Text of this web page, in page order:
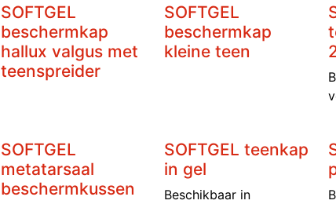
SOFTGEL
beschermkap
hallux valgus met
teenspreider
SOFTGEL
beschermkap
kleine teen
SOFTGEL
metatarsaal
beschermkussen
SOFTGEL teenkap
in gel
Beschikbaar in